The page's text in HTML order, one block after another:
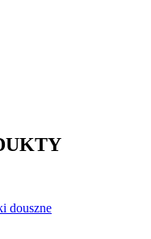
douszne